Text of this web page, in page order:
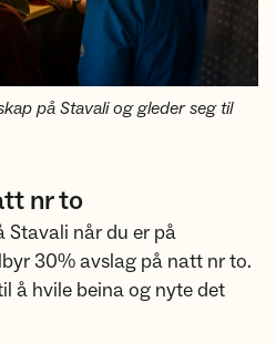
på Stavali og gleder seg til
nr to
Stavali når du er på
30% avslag på natt nr to.
å hvile beina og nyte det